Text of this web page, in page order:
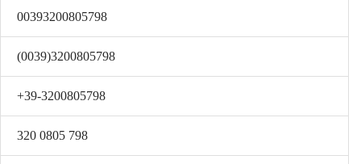
00393200805798
(0039)3200805798
+39-3200805798
320 0805 798